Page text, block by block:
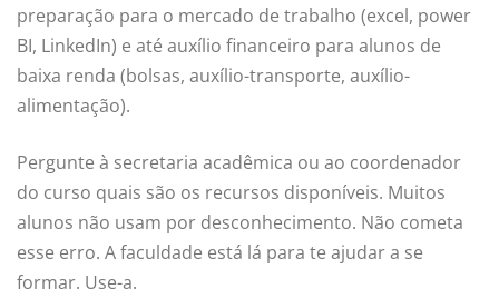
preparação para o mercado de trabalho (excel, power
BI, LinkedIn) e até auxílio financeiro para alunos de
baixa renda (bolsas, auxílio-transporte, auxílio-
alimentação).
Pergunte à secretaria acadêmica ou ao coordenador
do curso quais são os recursos disponíveis. Muitos
alunos não usam por desconhecimento. Não cometa
esse erro. A faculdade está lá para te ajudar a se
formar. Use-a.